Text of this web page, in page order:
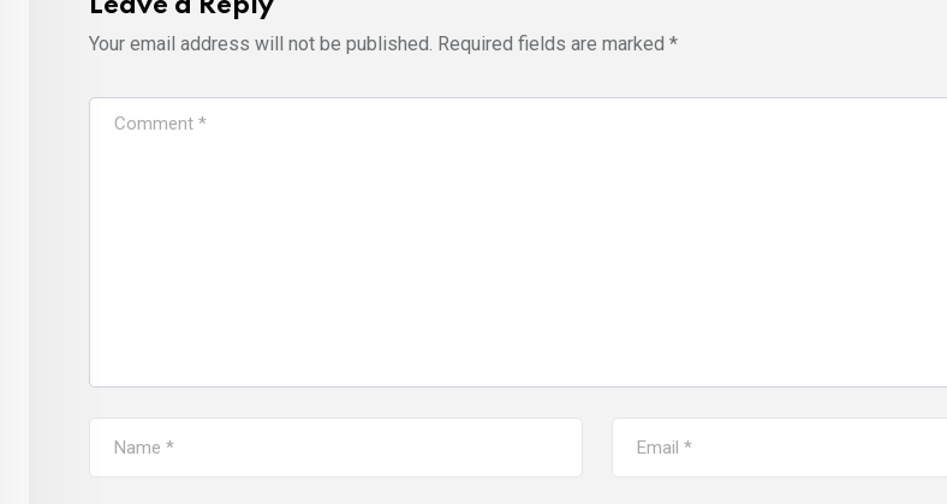
Leave a Reply
Your email address will not be published. Required fields are marked *